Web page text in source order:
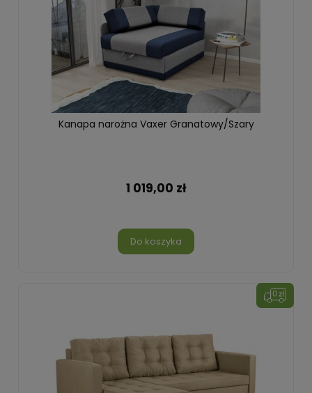
Kanapa narożna Vaxer Granatowy/Szary
1 019,00 zł
Do koszyka